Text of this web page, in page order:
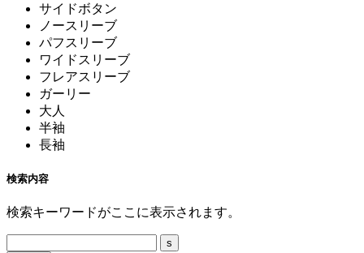
サイドボタン
ノースリーブ
パフスリーブ
ワイドスリーブ
フレアスリーブ
ガーリー
大人
半袖
長袖
検索内容
検索キーワードがここに表示されます。